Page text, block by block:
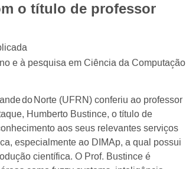
o título de professor
e à pesquisa em Ciência da Computação
do Norte (UFRN) conferiu ao professor
Humberto Bustince, o título de
aos seus relevantes serviços
especialmente ao DIMAp, a qual possui
científica. O Prof. Bustince é